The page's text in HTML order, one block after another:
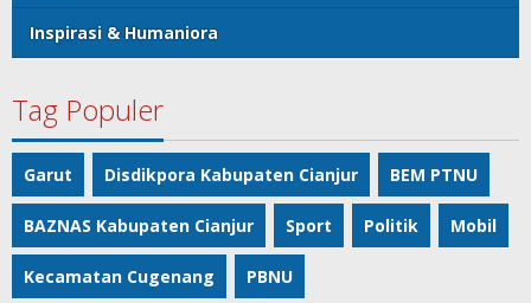
Inspirasi & Humaniora
Tag Populer
Garut Disdikpora Kabupaten Cianjur BEM PTNU
BAZNAS Kabupaten Cianjur Sport Politik Mobil
Kecamatan Cugenang PBNU